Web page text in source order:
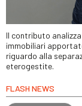
Il contributo
immobiliari
riguardo alla
eterogestite.
FLASH NEWS